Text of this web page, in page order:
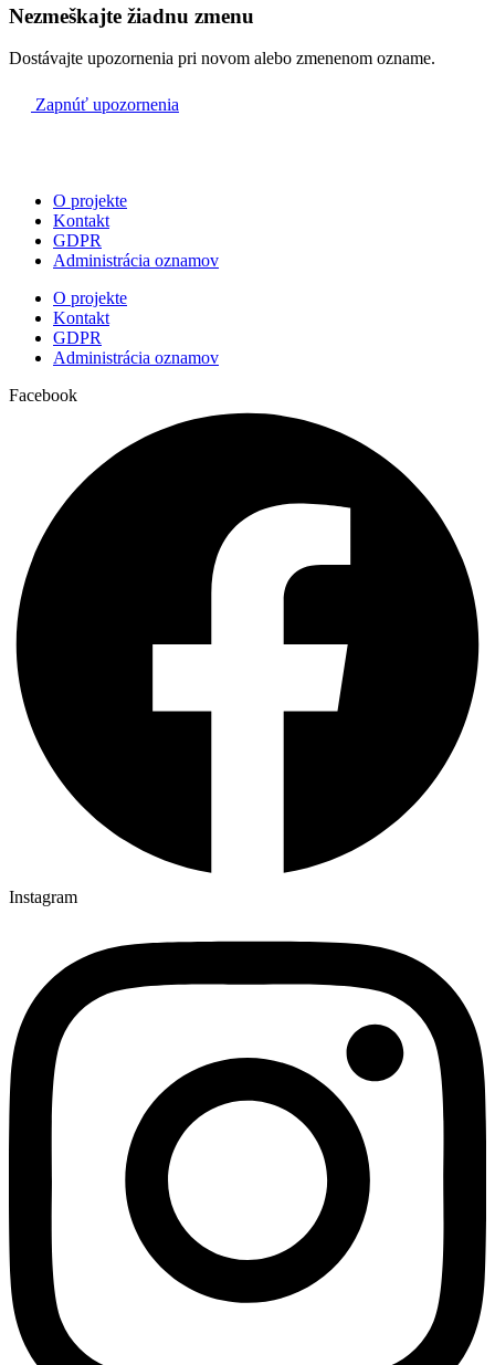
vojenská
09:45
Dražkovce
Nezmeškajte žiadnu zmenu
Dostávajte upozornenia pri novom alebo zmenenom ozname.
Zapnúť upozornenia
O projekte
Kontakt
GDPR
Administrácia oznamov
O projekte
Kontakt
GDPR
Administrácia oznamov
Facebook
Instagram